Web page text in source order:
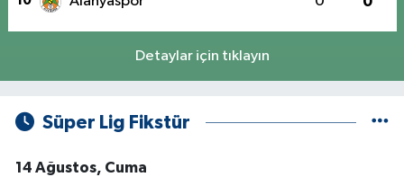
Detaylar için tıklayın
Süper Lig Fikstür
14 Ağustos, Cuma